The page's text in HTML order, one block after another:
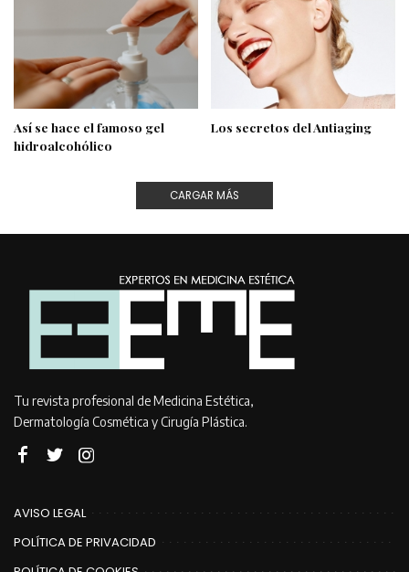
Así se hace el famoso gel
hidroalcohólico
Los secretos del Antiaging
CARGAR MÁS
Tu revista profesional de Medicina Estética,
Dermatología Cosmética y Cirugía Plástica.
AVISO LEGAL
POLÍTICA DE PRIVACIDAD